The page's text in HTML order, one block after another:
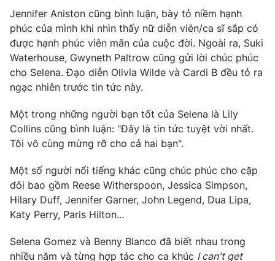
Chất lượng cuộc sống
Tuyển sinh
Học trực tuyến
Công nghệ
Hitech Công nghệ tương lai
Sản phẩm
Thị trường
Tư vấn
Giao lưu trực tuyến
Lịch phát sóng
Chuyên mục khác
Photo Infographic
Jennifer Aniston cũng bình luận, bày tỏ niềm hạnh
phúc của mình khi nhìn thấy nữ diễn viên/ca sĩ sắp có
được hạnh phúc viên mãn của cuộc đời. Ngoài ra, Suki
Waterhouse, Gwyneth Paltrow cũng gửi lời chúc phúc
cho Selena. Đạo diễn Olivia Wilde và Cardi B đều tỏ ra
ngạc nhiên trước tin tức này.
Một trong những người bạn tốt của Selena là Lily
Collins cũng bình luận: "Đây là tin tức tuyệt vời nhất.
Tôi vô cùng mừng rỡ cho cả hai bạn".
Một số người nổi tiếng khác cũng chúc phúc cho cặp
đôi bao gồm Reese Witherspoon, Jessica Simpson,
Hilary Duff, Jennifer Garner, John Legend, Dua Lipa,
Katy Perry, Paris Hilton...
Selena Gomez và Benny Blanco đã biết nhau trong
nhiều năm và từng hợp tác cho ca khúc I can't get